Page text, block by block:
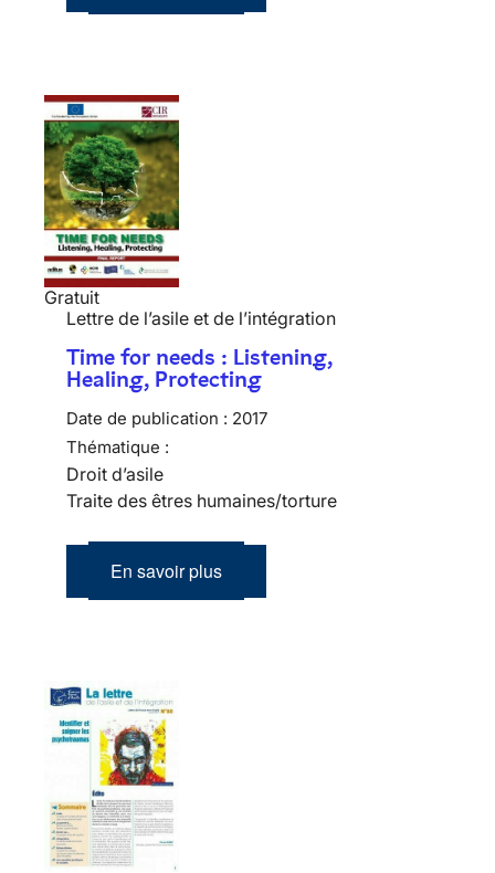
Gratuit
Lettre de l’asile et de l’intégration
Time for needs : Listening,
Healing, Protecting
Date de publication : 2017
Thématique :
Droit d’asile
Traite des êtres humaines/torture
En savoir plus